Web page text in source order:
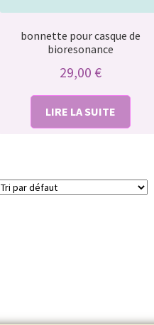
bonnette pour casque de
bioresonance
29,00 €
LIRE LA SUITE